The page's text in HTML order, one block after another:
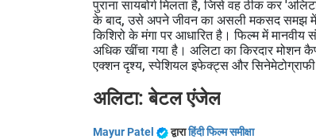
पुराना सायबोर्ग मिलता है, जिसे वह ठीक कर
के बाद, उसे अपने जीवन का असली मकसद समझ में
किशिरो के मंगा पर आधारित है। फिल्म में
अधिक खींचा गया है। अलिटा का किरदार मोशन
एक्शन दृश्य, स्पेशियल इफेक्ट्स और सिनेमेटोग्राफी
अलिटा: बेटल एंजेल
Mayur Patel द्वाराहिंदी फिल्म समीक्षा